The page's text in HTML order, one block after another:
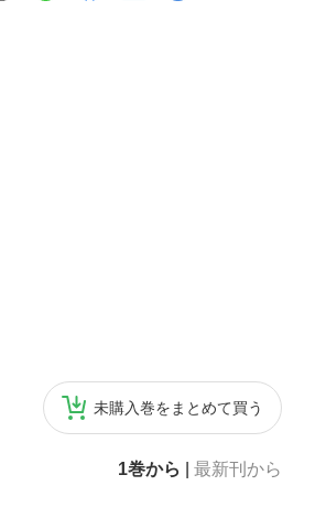
未購入巻をまとめて買う
1巻から 最新刊から